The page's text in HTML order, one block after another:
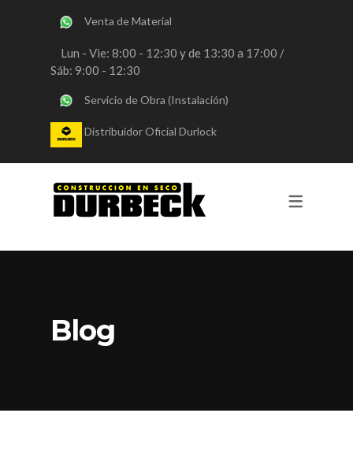
SERVICIOS
VENTA DE MATERIALES
REVESTIMIENTOS Y PINTURA
Venta de Material
Lun - Vie: 8:00 - 12:30 y de 13:30 a 17:00 /
Sáb: 9:00 - 12:30
Servicio de Obra (Instalación)
Distribuidor Oficial Durlock
Blog